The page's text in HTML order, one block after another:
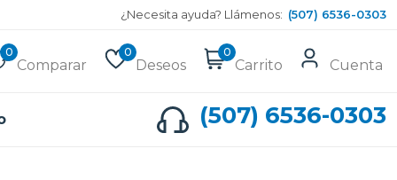
¿Necesita ayuda? Llámenos: (507) 6536-0303
0
Comparar
0
Deseos
0
Carrito Cuenta
(507) 6536-0303